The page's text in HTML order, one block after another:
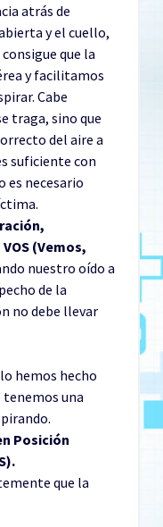
atrás de
y el cuello,
que la
y facilitamos
Cabe
traga, sino que
del aire a
suficiente con
es necesario
(Vemos,
nuestro oído a
de la
no debe llevar
hemos hecho
tenemos una
Posición
que la